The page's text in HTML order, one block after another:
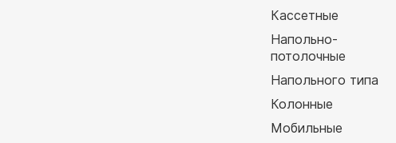
Кассетные
Напольно-
потолочные
Напольного типа
Колонные
Мобильные